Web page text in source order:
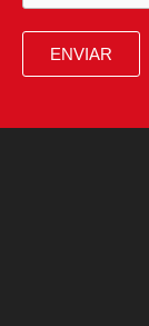
ENVIAR